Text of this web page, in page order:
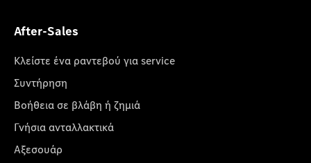
After-Sales
Κλείστε ένα ραντεβού για service
Συντήρηση
Βοήθεια σε βλάβη ή ζημιά
Γνήσια ανταλλακτικά
Αξεσουάρ